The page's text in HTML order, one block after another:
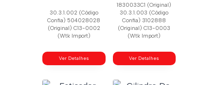
30.3.1.002 (Código
Confia) 504028028
(Original) C13-0002
(Wtk Import)
Ver Detalhes
1830033C1 (Original)
30.3.1.003 (Código
Confia) 3102888
(Original) C13-0003
(Wtk Import)
Ver Detalhes